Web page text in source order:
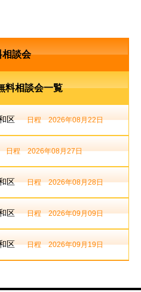
相談会
料相談会一覧
区 日程 2026年08月22日
日程 2026年08月27日
区 日程 2026年08月28日
区 日程 2026年09月09日
区 日程 2026年09月19日